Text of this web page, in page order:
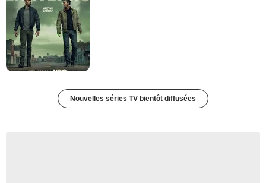
Nouvelles séries TV bientôt diffusées